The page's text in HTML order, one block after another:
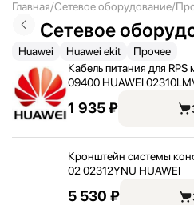
Главная Сетевое оборудование
Сетевое
Huawei Huawei ekit
Прочее
Кабель питания для
09400 HUAWEI
1 935 ₽
Кронштейн системы
02 02312YNU HUAWEI
5 530 ₽